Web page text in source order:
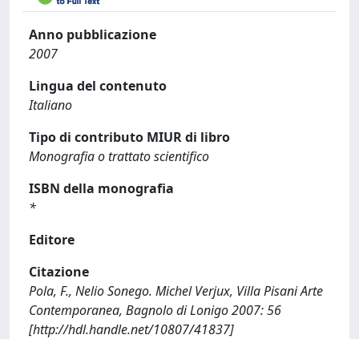
Anno pubblicazione
2007
Lingua del contenuto
Italiano
Tipo di contributo MIUR di libro
Monografia o trattato scientifico
ISBN della monografia
*
Editore
Citazione
Pola, F., Nelio Sonego. Michel Verjux, Villa Pisani Arte
Contemporanea, Bagnolo di Lonigo 2007: 56
[http://hdl.handle.net/10807/41837]